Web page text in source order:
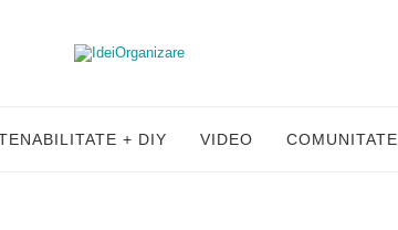
+ DIY VIDEO COMUNITATE